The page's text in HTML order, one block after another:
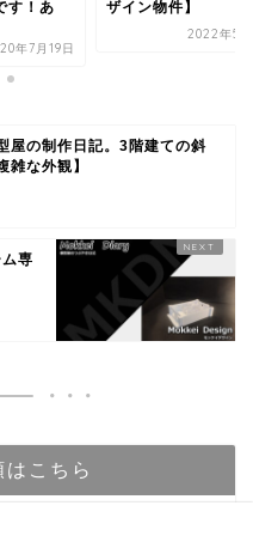
引します！】
2021年3
屋の制作日記。3階建ての斜
雑な外観】
専
こちら